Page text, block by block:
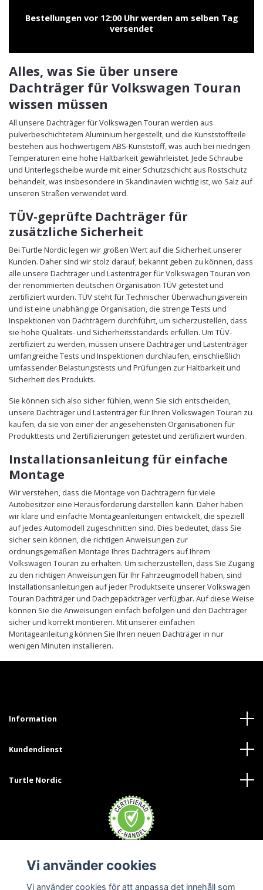
Bestellungen vor 12:00 Uhr werden am selben Tag
versendet
Alles, was Sie über unsere
Dachträger für Volkswagen Touran
wissen müssen
All unsere Dachträger für Volkswagen Touran werden aus
pulverbeschichtetem Aluminium hergestellt, und die Kunststoffteile
bestehen aus hochwertigem ABS-Kunststoff, was auch bei niedrigen
Temperaturen eine hohe Haltbarkeit gewährleistet. Jede Schraube
und Unterlegscheibe wurde mit einer Schutzschicht aus Rostschutz
behandelt, was insbesondere in Skandinavien wichtig ist, wo Salz auf
unseren Straßen verwendet wird.
TÜV-geprüfte Dachträger für
zusätzliche Sicherheit
Bei Turtle Nordic legen wir großen Wert auf die Sicherheit unserer
Kunden. Daher sind wir stolz darauf, bekannt geben zu können, dass
alle unsere Dachträger und Lastenträger für Volkswagen Touran von
der renommierten deutschen Organisation TÜV getestet und
zertifiziert wurden. TÜV steht für Technischer Überwachungsverein
und ist eine unabhängige Organisation, die strenge Tests und
Inspektionen von Dachträgern durchführt, um sicherzustellen, dass
sie hohe Qualitäts- und Sicherheitsstandards erfüllen. Um TÜV-
zertifiziert zu werden, müssen unsere Dachträger und Lastenträger
umfangreiche Tests und Inspektionen durchlaufen, einschließlich
umfassender Belastungstests und Prüfungen zur Haltbarkeit und
Sicherheit des Produkts.
Sie können sich also sicher fühlen, wenn Sie sich entscheiden,
unsere Dachträger und Lastenträger für Ihren Volkswagen Touran zu
kaufen, da sie von einer der angesehensten Organisationen für
Produkttests und Zertifizierungen getestet und zertifiziert wurden.
Installationsanleitung für einfache
Montage
Wir verstehen, dass die Montage von Dachträgern für viele
Autobesitzer eine Herausforderung darstellen kann. Daher haben
wir klare und einfache Montageanleitungen entwickelt, die speziell
auf jedes Automodell zugeschnitten sind. Dies bedeutet, dass Sie
sicher sein können, die richtigen Anweisungen zur
ordnungsgemäßen Montage Ihres Dachträgers auf Ihrem
Volkswagen Touran zu erhalten. Um sicherzustellen, dass Sie Zugang
zu den richtigen Anweisungen für Ihr Fahrzeugmodell haben, sind
Installationsanleitungen auf jeder Produktseite unserer Volkswagen
Touran Dachträger und Dachgepäckträger verfügbar. Auf diese Weise
können Sie die Anweisungen einfach befolgen und den Dachträger
sicher und korrekt montieren. Mit unserer einfachen
Montageanleitung können Sie Ihren neuen Dachträger in nur
wenigen Minuten installieren.
Information
Kundendienst
Turtle Nordic
Vi använder cookies
Vi använder cookies för att anpassa det innehåll som